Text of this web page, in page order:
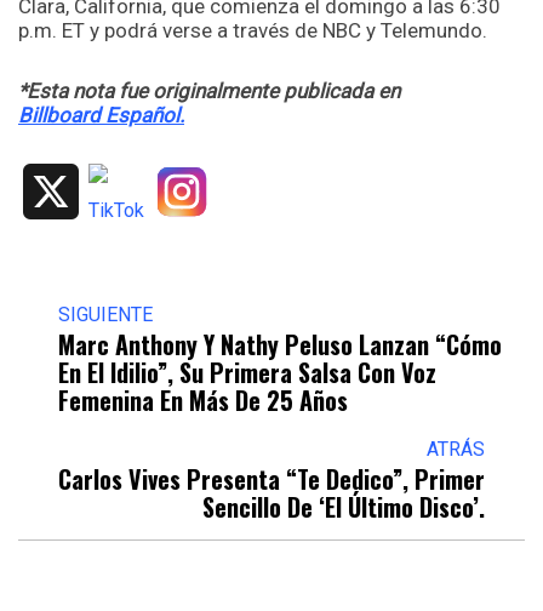
Clara, California, que comienza el domingo a las 6:30
p.m. ET y podrá verse a través de NBC y Telemundo.
*Esta nota fue originalmente publicada en
Billboard Español.
X
SIGUIENTE
Marc Anthony Y Nathy Peluso Lanzan “Cómo
En El Idilio”, Su Primera Salsa Con Voz
Femenina En Más De 25 Años
ATRÁS
Carlos Vives Presenta “Te Dedico”, Primer
Sencillo De ‘El Último Disco’.